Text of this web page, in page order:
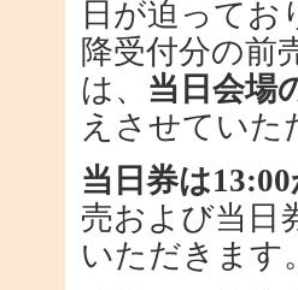
日が迫ってお
降受付分の前
は、 当日会場
えさせていた
当日券は
売および当日
いただきます